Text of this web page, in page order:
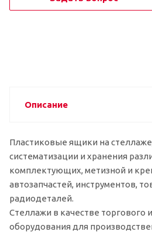
Описание
Пластиковые ящики на
систематизации и хранения
комплектующих, метизной и
автозапчастей, инструментов,
радиодеталей.
Стеллажи в качестве торгового
оборудования для